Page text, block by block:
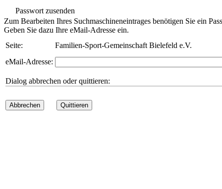
Passwort zusenden
Zum Bearbeiten Ihres Suchmaschineneintrages benötigen Sie ein
Geben Sie dazu Ihre eMail-Adresse ein.
Seite:
Familien-Sport-Gemeinschaft Bielefeld e.V.
eMail-Adresse:
Dialog abbrechen oder quittieren:
Abbrechen Quittieren